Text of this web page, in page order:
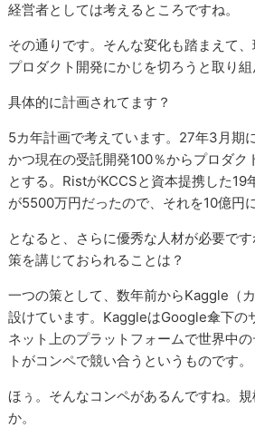
経営者としては考えるところですね。
その通りです。そんな変化も踏まえて
プロダクト開発にかじを切ろうと取り組
具体的に計画されてます？
5カ年計画で考えています。27年3月期
かつ現在の受託開発100％からプロダク
とする。RistがKCCSと資本提携した19
が5500万円だったので、それを10億円
となると、さらに優秀な人材が必要で
策を講じておられることは？
一つの策として、数年前からKaggle（
設けています。KaggleはGoogle傘下の
ネット上のプラットフォームで世界中
トがコンペで競い合うというものです。
ほぅ。そんなコンペがあるんですね。
か。